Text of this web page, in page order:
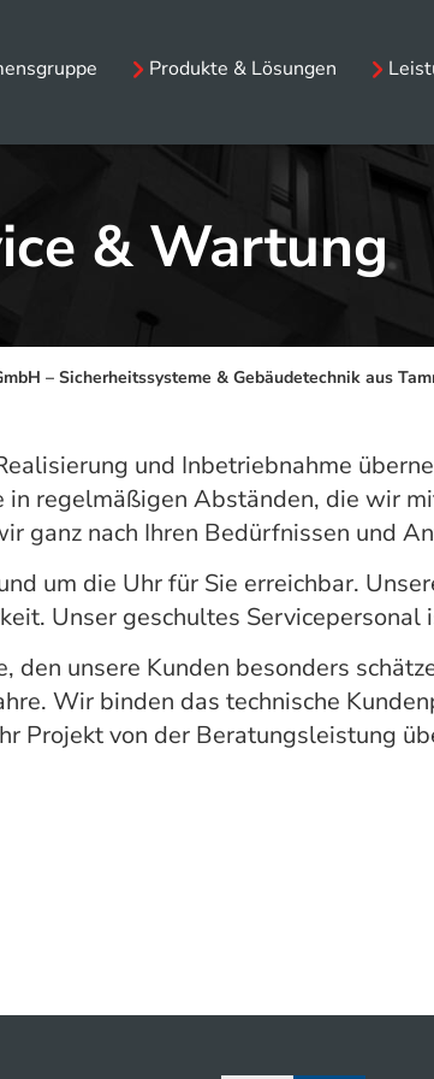
Produkte & Lösungen
& Wartung
– Sicherheitssysteme & Gebäudetechnik aus
und Inbetriebnahme
in regelmäßigen Abständen, die wir
ganz nach Ihren Bedürfnissen und
um die Uhr für Sie erreichbar.
Unser geschultes
den unsere Kunden besonders
Wir binden das technische
Projekt von der Beratungsleistung